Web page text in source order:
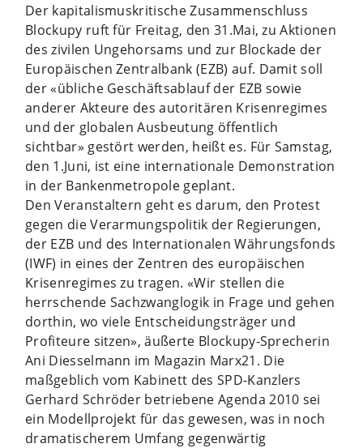
Der kapitalismuskritische Zusammenschluss
Blockupy ruft für Freitag, den 31.Mai, zu Aktionen
des zivilen Ungehorsams und zur Blockade der
Europäischen Zentralbank (EZB) auf. Damit soll
der «übliche Geschäftsablauf der EZB sowie
anderer Akteure des autoritären Krisenregimes
und der globalen Ausbeutung öffentlich
sichtbar» gestört werden, heißt es. Für Samstag,
den 1.Juni, ist eine internationale Demonstration
in der Bankenmetropole geplant.
Den Veranstaltern geht es darum, den Protest
gegen die Verarmungspolitik der Regierungen,
der EZB und des Internationalen Währungsfonds
(IWF) in eines der Zentren des europäischen
Krisenregimes zu tragen. «Wir stellen die
herrschende Sachzwanglogik in Frage und gehen
dorthin, wo viele Entscheidungsträger und
Profiteure sitzen», äußerte Blockupy-Sprecherin
Ani Diesselmann im Magazin Marx21. Die
maßgeblich vom Kabinett des SPD-Kanzlers
Gerhard Schröder betriebene Agenda 2010 sei
ein Modellprojekt für das gewesen, was in noch
dramatischerem Umfang gegenwärtig